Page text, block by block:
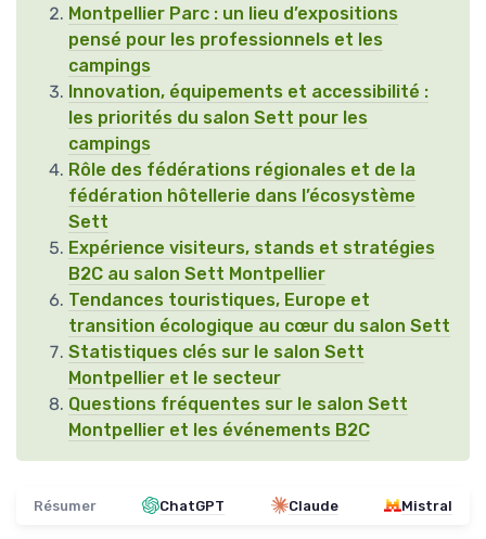
Montpellier Parc : un lieu d’expositions
pensé pour les professionnels et les
campings
Innovation, équipements et accessibilité :
les priorités du salon Sett pour les
campings
Rôle des fédérations régionales et de la
fédération hôtellerie dans l’écosystème
Sett
Expérience visiteurs, stands et stratégies
B2C au salon Sett Montpellier
Tendances touristiques, Europe et
transition écologique au cœur du salon Sett
Statistiques clés sur le salon Sett
Montpellier et le secteur
Questions fréquentes sur le salon Sett
Montpellier et les événements B2C
Résumer ChatGPT Claude Mistral